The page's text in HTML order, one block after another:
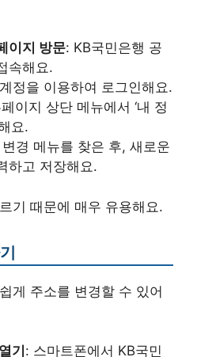
이지 방문: KB국민은행 공
속해요.
정을 이용하여 로그인해요.
이지 상단 메뉴에서 ‘내 정
요.
경 메뉴를 찾은 후, 새로운
하고 저장해요.
기 때문에 매우 유용해요.
게 주소를 변경할 수 있어
기 : 스마트폰에서 KB국민